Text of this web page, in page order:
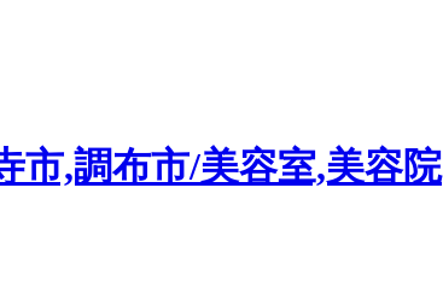
市,調布市/美容室,美容院